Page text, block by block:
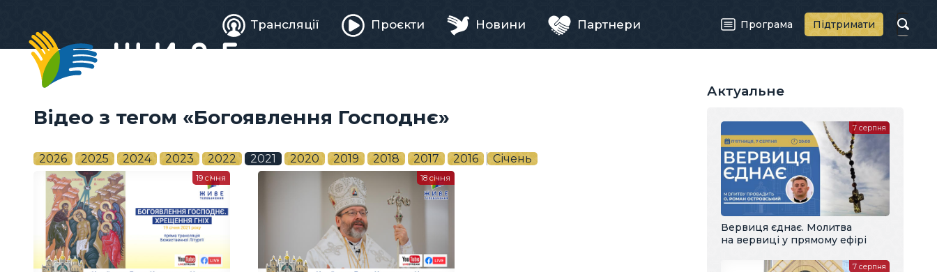
Живе
телебачення
Трансляції Проєкти Новини Партнери Програма Підтримати
Відео з тегом «Богоявлення Господнє»
2026 2025 2024 2023 2022 2021 2020 2019 2018 2017 2016 Січень
19 січня 18 січня
Актуальне
Вервиця єднає. Молитва
на вервиці у прямому ефірі
7 серпня
7 серпня